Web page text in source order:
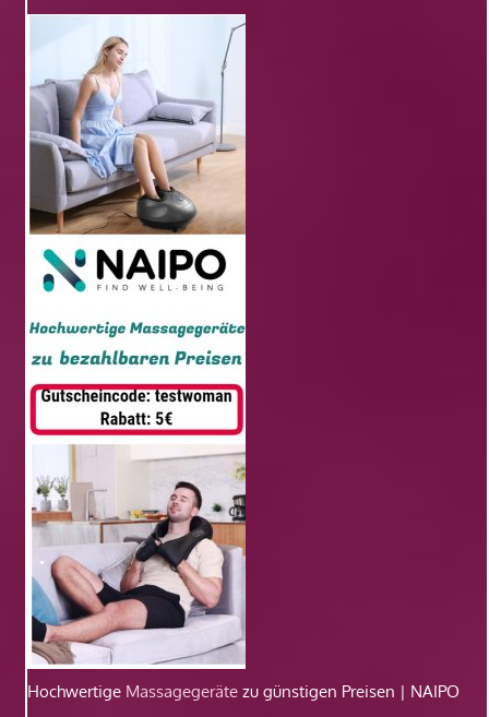
Hochwertige Massagegeräte zu günstigen Preisen | NAIPO